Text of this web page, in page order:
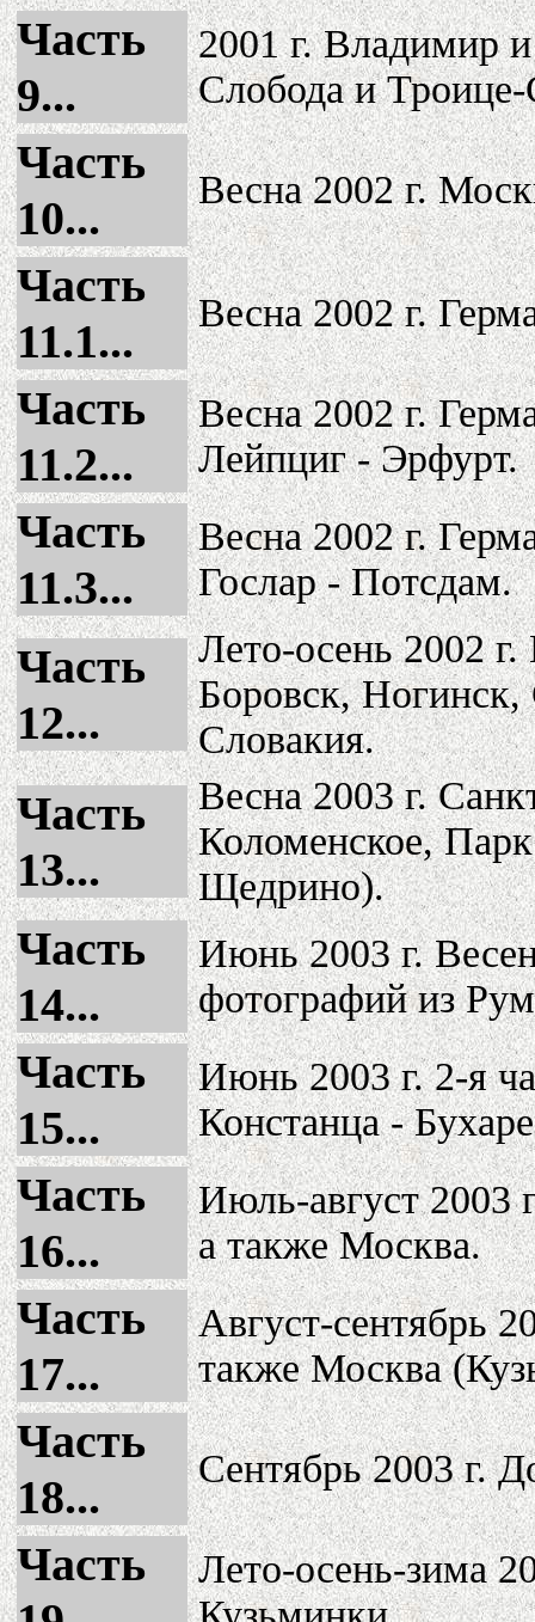
Часть
9...
2001 г. Владимир
Слобода и Троице-
Часть
10...
Весна 2002 г.
Часть
11.1...
Весна 2002 г.
Часть
11.2...
Весна 2002 г.
Лейпциг - Эрфурт.
Часть
11.3...
Весна 2002 г.
Гослар - Потсдам.
Часть
12...
Лето-осень 2002
Боровск,
Словакия.
Часть
13...
Весна 2003 г.
Коломенское,
Щедрино).
Часть
14...
Июнь 2003 г.
фотографий из
Часть
15...
Июнь 2003 г. 2-я
Констанца -
Часть
16...
Июль-август 2003
а также Москва.
Часть
17...
Август-сентябрь
также Москва
Часть
18...
Сентябрь 2003 г.
Часть
Лето-осень-зима